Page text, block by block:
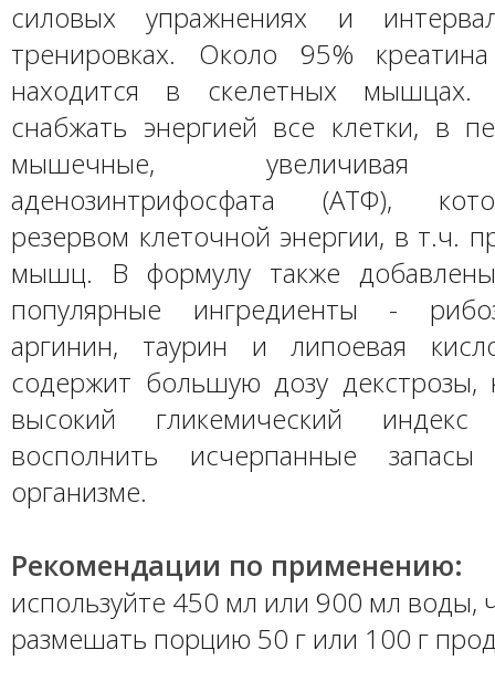
силовых упражнениях и
тренировках. Около 95%
находится в скелетных
снабжать энергией все клетки, в
мышечные, увеличивая
аденозинтрифосфата (АТФ),
резервом клеточной энергии, в т.ч.
мышц. В формулу также
популярные ингредиенты -
аргинин, таурин и липоевая
содержит большую дозу декстрозы,
высокий гликемический
восполнить исчерпанные
организме.
Рекомендации по применению:
используйте 450 мл или 900 мл воды,
размешать порцию 50 г или 100 г